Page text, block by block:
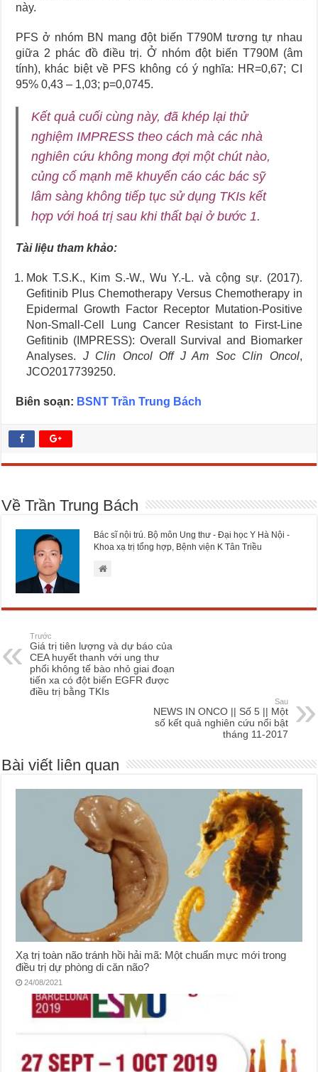
này.
PFS ở nhóm BN mang đột biến T790M tương tự nhau
giữa 2 phác đồ điều trị. Ở nhóm đột biến T790M (âm
tính), khác biệt về PFS không có ý nghĩa: HR=0,67; CI
95% 0,43 – 1,03; p=0,0745.
Kết quả cuối cùng này, đã khép lại thử
nghiệm IMPRESS theo cách mà các nhà
nghiên cứu không mong đợi một chút nào,
củng cố mạnh mẽ khuyến cáo các bác sỹ
lâm sàng không tiếp tục sử dụng TKIs kết
hợp với hoá trị sau khi thất bại ở bước 1.
Tài liệu tham khảo:
Mok T.S.K., Kim S.-W., Wu Y.-L. và cộng sự. (2017).
Gefitinib Plus Chemotherapy Versus Chemotherapy in
Epidermal Growth Factor Receptor Mutation-Positive
Non-Small-Cell Lung Cancer Resistant to First-Line
Gefitinib (IMPRESS): Overall Survival and Biomarker
Analyses. J Clin Oncol Off J Am Soc Clin Oncol,
JCO2017739250.
Biên soạn: BSNT Trần Trung Bách
Về Trần Trung Bách
Bác sĩ nội trú. Bộ môn Ung thư - Đại học Y Hà Nội -
Khoa xạ trị tổng hợp, Bệnh viện K Tân Triều
Trước
Giá trị tiên lượng và dự báo của
CEA huyết thanh với ung thư
phổi không tế bào nhỏ giai đoạn
tiến xa có đột biến EGFR được
điều trị bằng TKIs
Sau
NEWS IN ONCO || Số 5 || Một
số kết quả nghiên cứu nổi bật
tháng 11-2017
Bài viết liên quan
Xạ trị toàn não tránh hồi hải mã: Một chuẩn mực mới trong
điều trị dự phòng di căn não?
24/08/2021